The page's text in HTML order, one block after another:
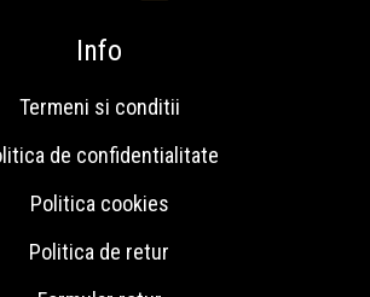
Info
Termeni si conditii
de confidentialitate
Politica cookies
Politica de retur